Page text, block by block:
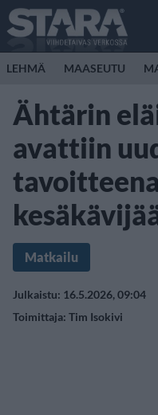
LEHMÄ MAASEUTU
Ähtärin
avattiin
Matkailu
Julkaistu: 16.5.2026, 09:04
Toimittaja: Tim Isokivi